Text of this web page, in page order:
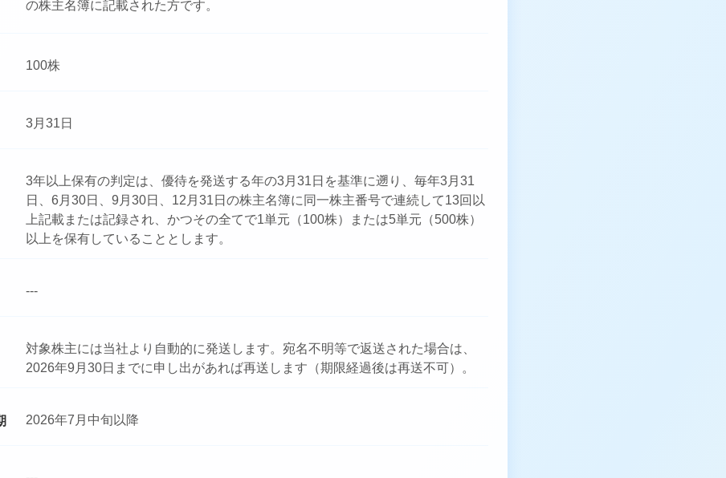
の株主名簿に記載された方です。
100株
3月31日
3年以上保有の判定は、優待を発送する年の3月31日を基準に遡り、毎年3月31
日、6月30日、9月30日、12月31日の株主名簿に同一株主番号で連続して13回以
上記載または記録され、かつその全てで1単元（100株）または5単元（500株）
以上を保有していることとします。
---
対象株主には当社より自動的に発送します。宛名不明等で返送された場合は、
2026年9月30日までに申し出があれば再送します（期限経過後は再送不可）。
2026年7月中旬以降